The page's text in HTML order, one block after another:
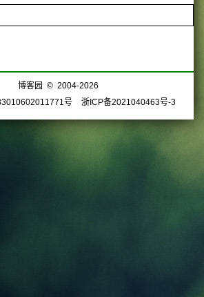
博客园 © 2004-2026
号
浙ICP备2021040463号-3